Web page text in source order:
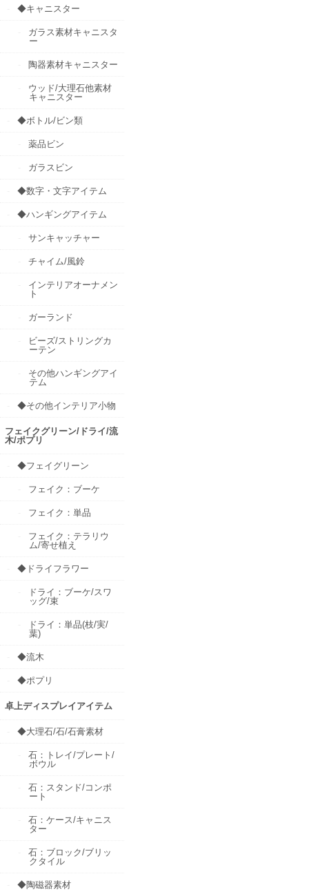
◆キャニスター
ガラス素材キャニスタ
ー
陶器素材キャニスター
ウッド/大理石他素材
キャニスター
◆ボトル/ビン類
薬品ビン
ガラスビン
◆数字・文字アイテム
◆ハンギングアイテム
サンキャッチャー
チャイム/風鈴
インテリアオーナメン
ト
ガーランド
ビーズ/ストリングカ
ーテン
その他ハンギングアイ
テム
◆その他インテリア小物
フェイクグリーン/ドライ/流
木/ポプリ
◆フェイグリーン
フェイク：ブーケ
フェイク：単品
フェイク：テラリウ
ム/寄せ植え
◆ドライフラワー
ドライ：ブーケ/スワ
ッグ/束
ドライ：単品(枝/実/
葉)
◆流木
◆ポプリ
卓上ディスプレイアイテム
◆大理石/石/石膏素材
石：トレイ/プレート/
ボウル
石：スタンド/コンポ
ート
石：ケース/キャニス
ター
石：ブロック/ブリッ
クタイル
◆陶磁器素材